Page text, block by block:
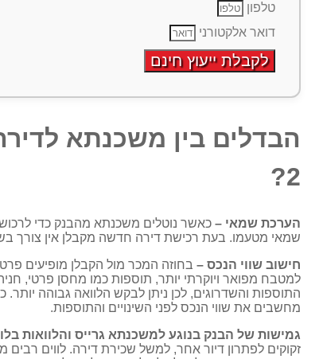
טלפון
דואר אלקטורני
לקבלת ייעוץ חינם
הבדלים בין משכנתא
2?
הערכת שמאי –
שמאי מטעמו. בעת רכישת דירה חדשה מקבלן אין צורך
חישוב שווי הנכס – בחוזה המכר מול הקבלן מופיעים
למטבח מפואר ויוקרתי יותר, תוספות כמו מחסן פרטי,
מחשבים את שווי הנכס לפני השינויים והתוספות.
גמישות של הבנק בנוגע למשכנתא גרייס והלוואות
זקוקים לפתרון דיור אחר, למשל שכירת דירה. לווים